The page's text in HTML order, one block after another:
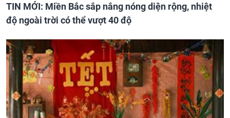
TIN MỚI: Miền Bắc sắp nắng nóng diện rộng, nhiệt
độ ngoài trời có thể vượt 40 độ